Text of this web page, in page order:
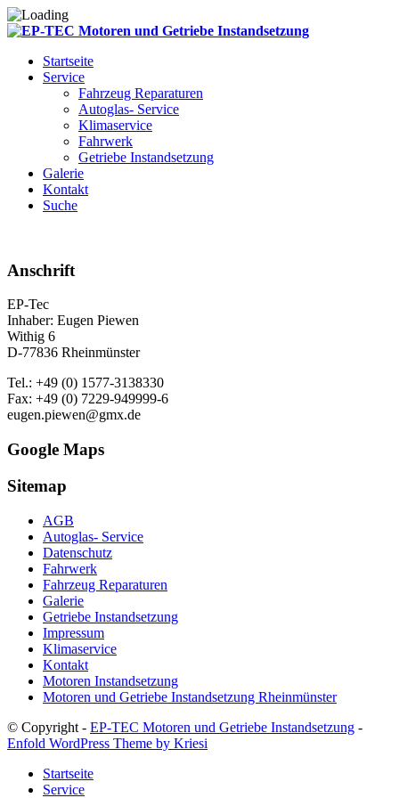
Startseite
Service
Fahrzeug Reparaturen
Autoglas- Service
Klimaservice
Fahrwerk
Getriebe Instandsetzung
Galerie
Kontakt
Suche
Anschrift
EP-Tec
Inhaber: Eugen Piewen
Withig 6
D-77836 Rheinmünster
Tel.: +49 (0) 1577-3138330
Fax: +49 (0) 7229-949999-6
eugen.piewen@gmx.de
Google Maps
Sitemap
AGB
Autoglas- Service
Datenschutz
Fahrwerk
Fahrzeug Reparaturen
Galerie
Getriebe Instandsetzung
Impressum
Klimaservice
Kontakt
Motoren Instandsetzung
Motoren und Getriebe Instandsetzung Rheinmünster
© Copyright - EP-TEC Motoren und Getriebe Instandsetzung -
Enfold WordPress Theme by Kriesi
Startseite
Service